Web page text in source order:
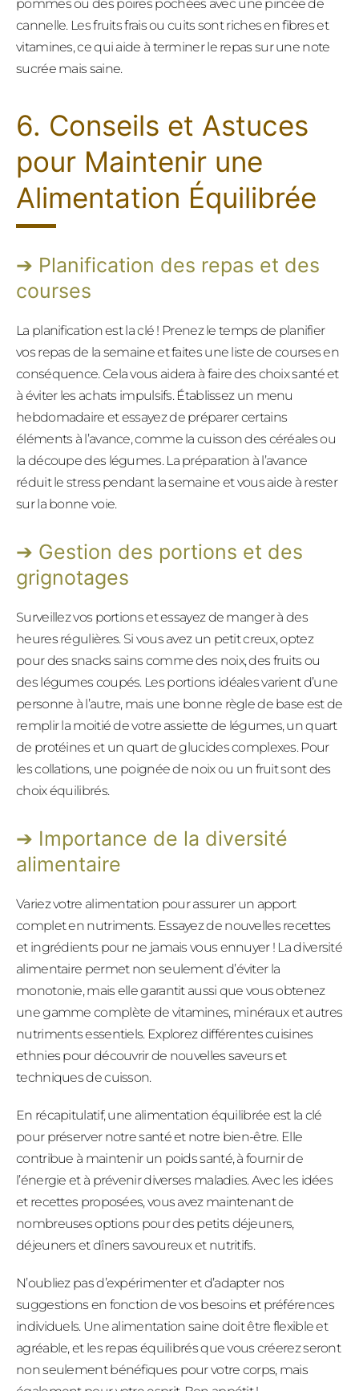
pommes ou des poires pochées avec une pincée de
cannelle. Les fruits frais ou cuits sont riches en fibres et
vitamines, ce qui aide à terminer le repas sur une note
sucrée mais saine.
6. Conseils et Astuces
pour Maintenir une
Alimentation Équilibrée
Planification des repas et des
courses
La planification est la clé ! Prenez le temps de planifier
vos repas de la semaine et faites une liste de courses en
conséquence. Cela vous aidera à faire des choix santé et
à éviter les achats impulsifs. Établissez un menu
hebdomadaire et essayez de préparer certains
éléments à l’avance, comme la cuisson des céréales ou
la découpe des légumes. La préparation à l’avance
réduit le stress pendant la semaine et vous aide à rester
sur la bonne voie.
Gestion des portions et des
grignotages
Surveillez vos portions et essayez de manger à des
heures régulières. Si vous avez un petit creux, optez
pour des snacks sains comme des noix, des fruits ou
des légumes coupés. Les portions idéales varient d’une
personne à l’autre, mais une bonne règle de base est de
remplir la moitié de votre assiette de légumes, un quart
de protéines et un quart de glucides complexes. Pour
les collations, une poignée de noix ou un fruit sont des
choix équilibrés.
Importance de la diversité
alimentaire
Variez votre alimentation pour assurer un apport
complet en nutriments. Essayez de nouvelles recettes
et ingrédients pour ne jamais vous ennuyer ! La diversité
alimentaire permet non seulement d’éviter la
monotonie, mais elle garantit aussi que vous obtenez
une gamme complète de vitamines, minéraux et autres
nutriments essentiels. Explorez différentes cuisines
ethnies pour découvrir de nouvelles saveurs et
techniques de cuisson.
En récapitulatif, une alimentation équilibrée est la clé
pour préserver notre santé et notre bien-être. Elle
contribue à maintenir un poids santé, à fournir de
l’énergie et à prévenir diverses maladies. Avec les idées
et recettes proposées, vous avez maintenant de
nombreuses options pour des petits déjeuners,
déjeuners et dîners savoureux et nutritifs.
N’oubliez pas d’expérimenter et d’adapter nos
suggestions en fonction de vos besoins et préférences
individuels. Une alimentation saine doit être flexible et
agréable, et les repas équilibrés que vous créerez seront
non seulement bénéfiques pour votre corps, mais